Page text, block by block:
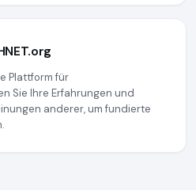
Plattform für
Sie Ihre Erfahrungen und
anderer, um fundierte